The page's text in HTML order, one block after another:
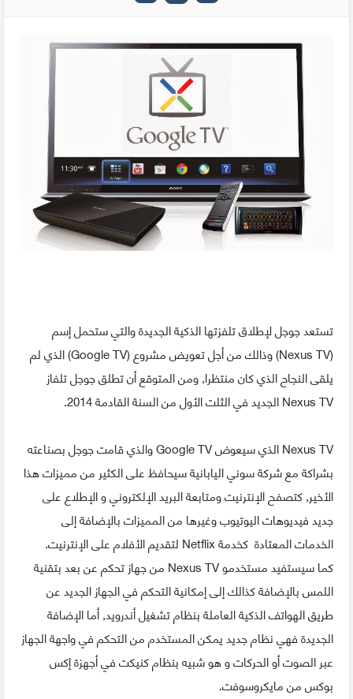
تستعد جوجل لإطلاق تلفزتها الذكية الجديدة والتي ستحمل إسم
(Nexus TV) وذالك من أجل تعويض مشروع (Google TV) الذي لم
يلقى النجاح الذي كان منتظرا, ومن المتوقع أن تطلق جوجل تلفاز
Nexus TV الجديد في الثلت الأول من السنة القادمة 2014.
Nexus TV الذي سيعوض Google TV والذي قامت جوجل بصناعته
بشراكة مع شركة سوني اليابانية سيحافظ على الكثير من مميزات هذا
الأخير, كتصفح الإنترنيت ومتابعة البريد الإلكتروني و الإطلاع على
جديد فيديوهات اليوتيوب وغيرها من المميزات بالإضافة إلى
الخدمات المعتادة كخدمة Netflix لتقديم الأفلام على الإنترنيت.
كما سيستفيد مستخدمو Nexus TV من جهاز تحكم عن بعد بتقنية
اللمس بالإضافة كذالك إلى إمكانية التحكم في الجهاز الجديد عن
طريق الهواتف الذكية العاملة بنظام تشغيل أندرويد, أما الإضافة
الجديدة فهي نظام جديد يمكن المستخدم من التحكم في واجهة الجهاز
عبر الصوت أو الحركات و هو شبيه بنظام كنيكت في أجهزة إكس
بوكس من مايكروسوفت.